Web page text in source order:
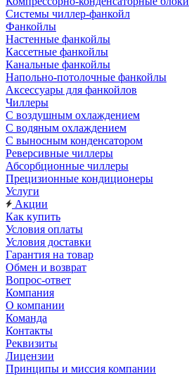
Системы чиллер-фанкойл
Фанкойлы
Настенные фанкойлы
Кассетные фанкойлы
Канальные фанкойлы
Напольно-потолочные фанкойлы
Аксессуары для фанкойлов
Чиллеры
С воздушным охлаждением
С водяным охлаждением
С выносным конденсатором
Реверсивные чиллеры
Абсорбционные чиллеры
Прецизионные кондиционеры
Услуги
Акции
Как купить
Условия оплаты
Условия доставки
Гарантия на товар
Обмен и возврат
Вопрос-ответ
Компания
О компании
Команда
Контакты
Реквизиты
Лицензии
Принципы и миссия компании